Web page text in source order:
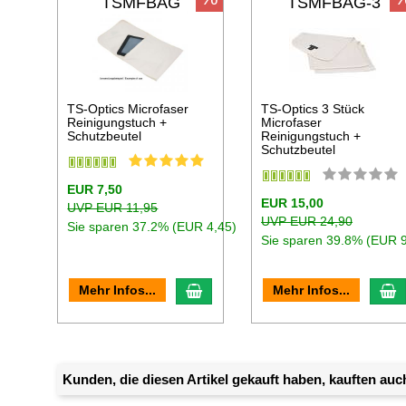
TS-Optics Microfaser
Reinigungstuch +
Schutzbeutel
EUR 7,50
UVP EUR 11,95
Sie sparen 37.2% (EUR 4,45)
Mehr Infos... In den Warenkorb
TS-Optics 3 Stück
Microfaser
Reinigungstuch +
Schutzbeutel
EUR 15,00
UVP EUR 24,90
Sie sparen 39.8% (EUR
Mehr Infos...
Kunden, die diesen Artikel gekauft haben, kauften